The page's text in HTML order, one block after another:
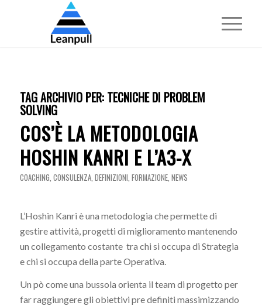
TAG ARCHIVIO PER: TECNICHE DI PROBLEM
SOLVING
COS’È LA METODOLOGIA
HOSHIN KANRI E L’A3-X
COACHING, CONSULENZA, DEFINIZIONI, FORMAZIONE, NEWS
L’Hoshin Kanri è una metodologia che permette di
gestire attività, progetti di miglioramento mantenendo
un collegamento costante tra chi si occupa di Strategia
e chi si occupa della parte Operativa.
Un pò come una bussola orienta il team di progetto per
far raggiungere gli obiettivi pre definiti massimizzando